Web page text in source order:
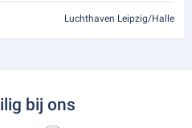
Luchthaven Leipzig/Halle
bij ons